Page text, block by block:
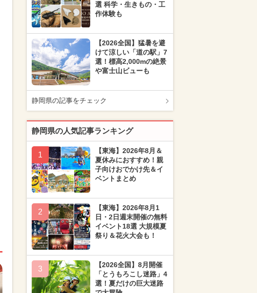
選 科学・生きもの・工
作体験も
【2026全国】猛暑を避
けて涼しい「道の駅」7
選！標高2,000mの絶景
や富士山ビューも
静岡県の記事をチェック
静岡県の人気記事ランキング
1
【東海】2026年8月＆
夏休みにおすすめ！親
子向けおでかけ先＆イ
ベントまとめ
2
【東海】2026年8月1
日・2日週末開催の無料
イベント18選 大規模夏
祭り＆花火大会も！
3
【2026全国】8月開催
「とうもろこし迷路」4
選！夏だけの巨大迷路